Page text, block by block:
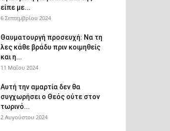
είπε με...
6 Σεπτεμβρίου 2024
Θαυματουργή προσευχή: Να τη
λες κάθε βράδυ πριν κοιμηθείς
και η...
11 Μαΐου 2024
Αυτή την αμαρτία δεν θα
συγχωρήσει ο Θεός ούτε στον
τωρινό...
2 Αυγούστου 2024